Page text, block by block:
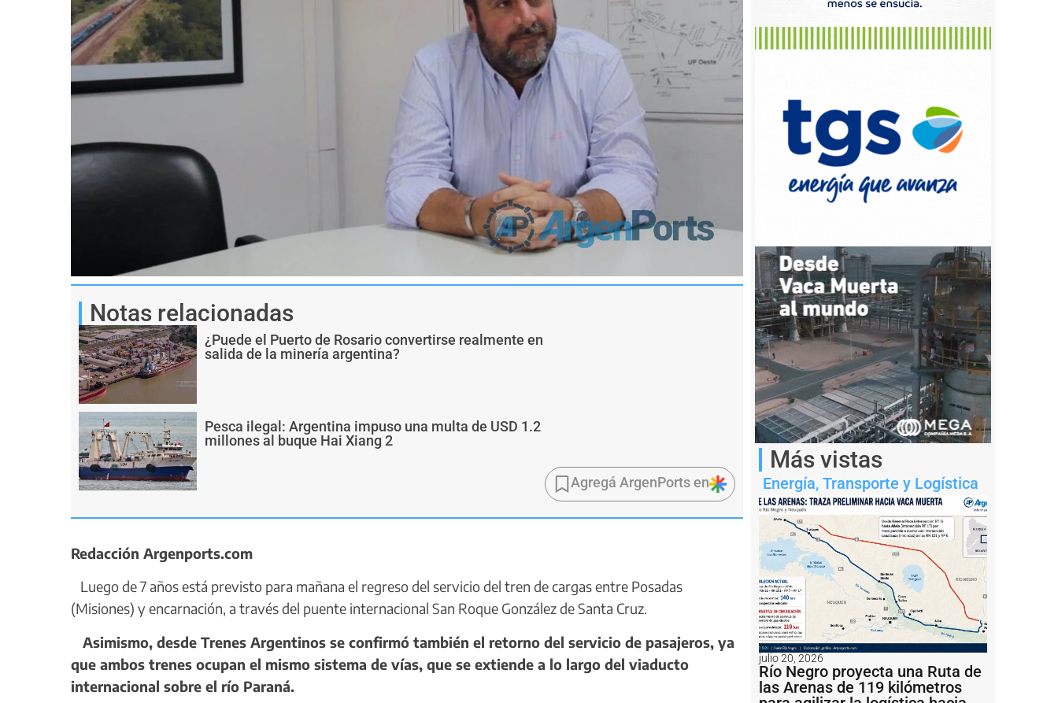
Notas relacionadas
¿Puede el Puerto de Rosario convertirse realmente en
salida de la minería argentina?
Pesca ilegal: Argentina impuso una multa de USD 1.2
millones al buque Hai Xiang 2
Agregá ArgenPorts en
Redacción Argenports.com
Luego de 7 años está previsto para mañana el regreso del servicio del tren de cargas entre Posadas
(Misiones) y encarnación, a través del puente internacional San Roque González de Santa Cruz.
Asimismo, desde Trenes Argentinos se confirmó también el retorno del servicio de pasajeros, ya
que ambos trenes ocupan el mismo sistema de vías, que se extiende a lo largo del viaducto
internacional sobre el río Paraná.
Más vistas
Energía, Transporte y Logística
julio 20, 2026
Río Negro proyecta una Ruta de
las Arenas de 119 kilómetros